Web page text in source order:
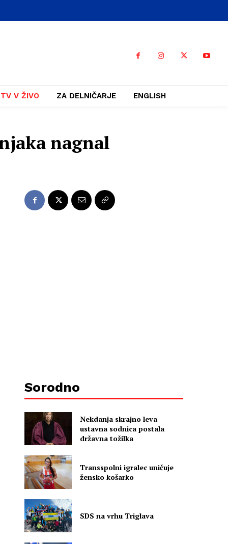
TV V ŽIVO ZA DELNIČARJE ENGLISH
nagnal
Sorodno
Nekdanja skrajno leva
ustavna sodnica postala
državna tožilka
Transspolni igralec uničuje
žensko košarko
SDS na vrhu Triglava